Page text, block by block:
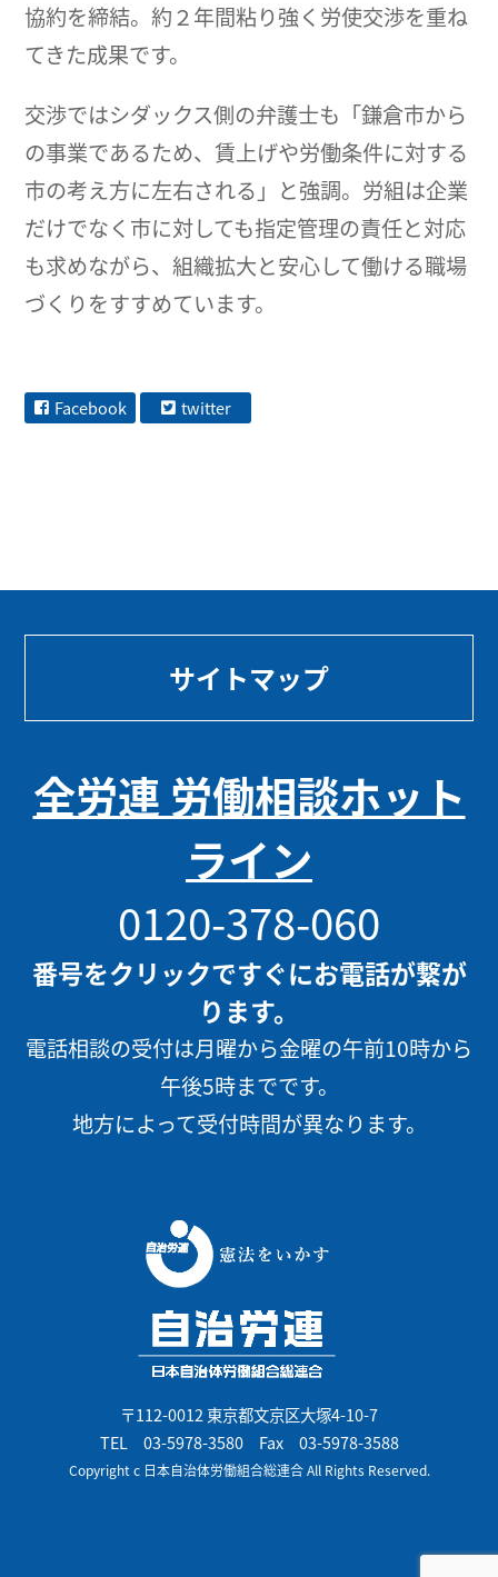
協約を締結。約２年間粘り強く労使交渉を重ね
てきた成果です。
交渉ではシダックス側の弁護士も「鎌倉市から
の事業であるため、賃上げや労働条件に対する
市の考え方に左右される」と強調。労組は企業
だけでなく市に対しても指定管理の責任と対応
も求めながら、組織拡大と安心して働ける職場
づくりをすすめています。
Facebook twitter
サイトマップ
全労連 労働相談ホット
ライン
0120-378-060
番号をクリックですぐにお電話が繋が
ります。
電話相談の受付は月曜から金曜の午前10時から
午後5時までです。
地方によって受付時間が異なります。
〒112-0012 東京都文京区大塚4-10-7
TEL 03-5978-3580Fax 03-5978-3588
Copyright c 日本自治体労働組合総連合 All Rights Reserved.